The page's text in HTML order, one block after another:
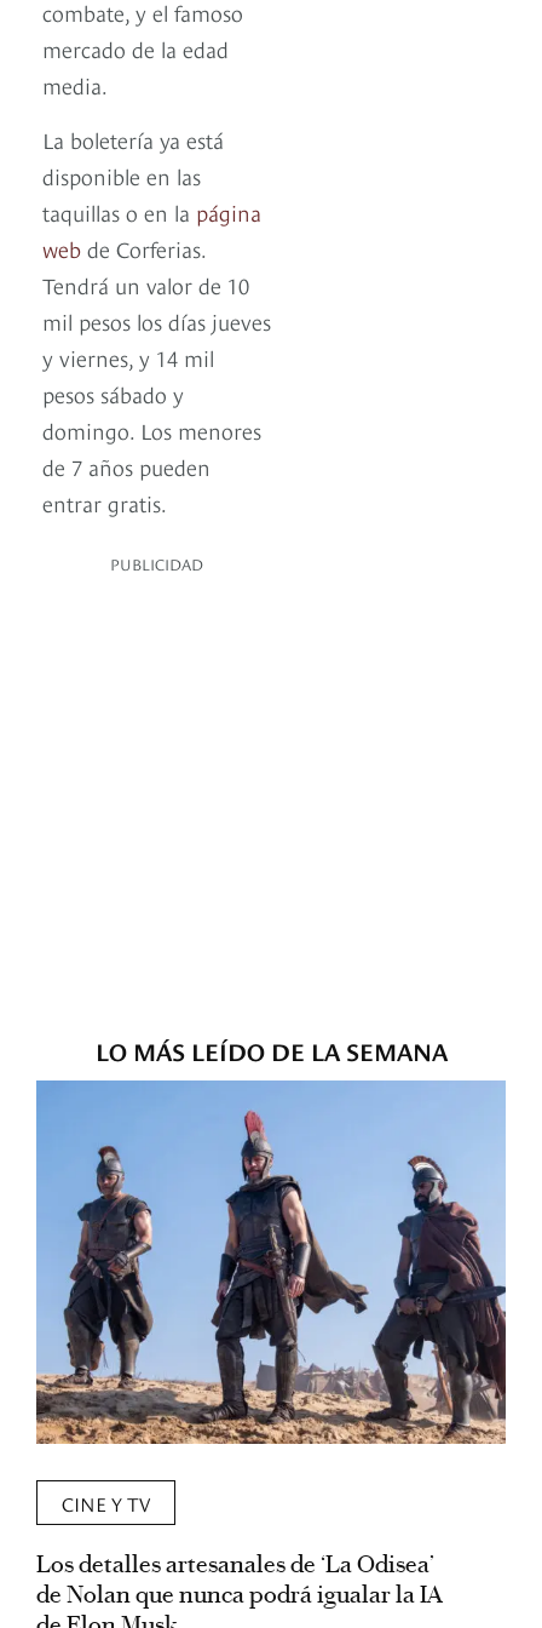
combate, y el famoso
mercado de la edad
media.
La boletería ya está
disponible en las
taquillas o en la página
web de Corferias.
Tendrá un valor de 10
mil pesos los días jueves
y viernes, y 14 mil
pesos sábado y
domingo. Los menores
de 7 años pueden
entrar gratis.
PUBLICIDAD
LO MÁS LEÍDO DE LA SEMANA
CINE Y TV
Los detalles artesanales de ‘La Odisea’
de Nolan que nunca podrá igualar la IA